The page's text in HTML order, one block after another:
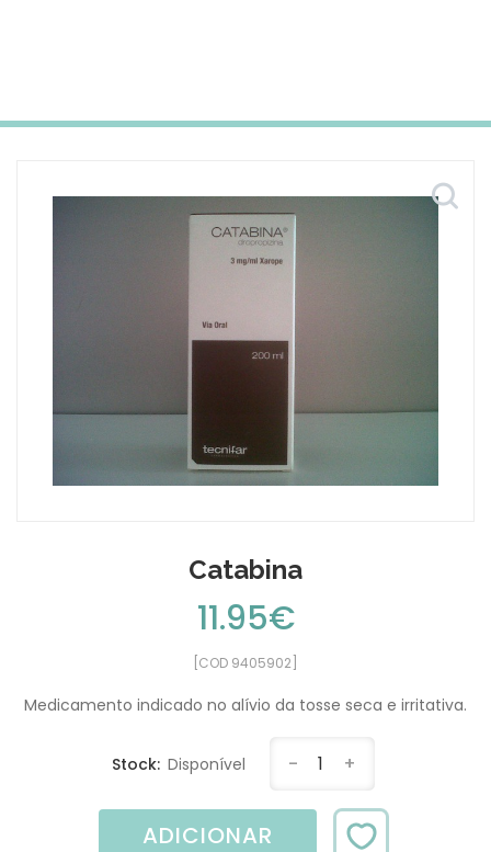
Catabina
11.95€
[COD 9405902]
Medicamento indicado no alívio da tosse seca e irritativa.
Stock: Disponível - 1 +
ADICIONAR